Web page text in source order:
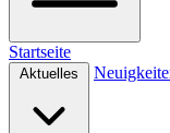
Startseite
Aktuelles